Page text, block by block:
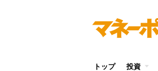
トップ 投資